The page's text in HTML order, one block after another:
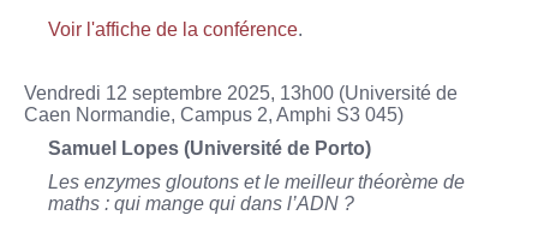
Voir l'affiche de la conférence.
Vendredi 12 septembre 2025, 13h00 (Université de
Caen Normandie, Campus 2, Amphi S3 045)
Samuel Lopes (Université de Porto)
Les enzymes gloutons et le meilleur théorème de
maths : qui mange qui dans l’ADN ?